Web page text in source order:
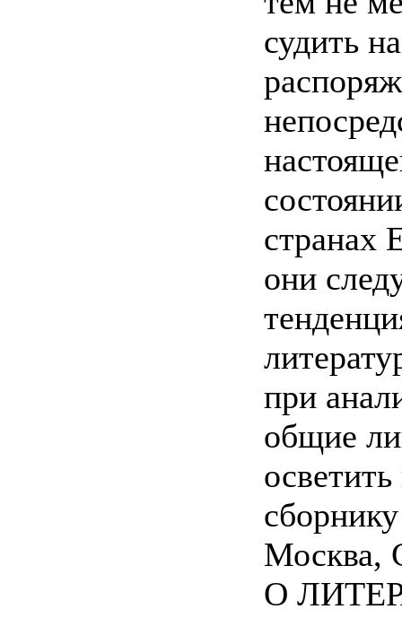
судить
странах
они
при
общие
Москва,
О